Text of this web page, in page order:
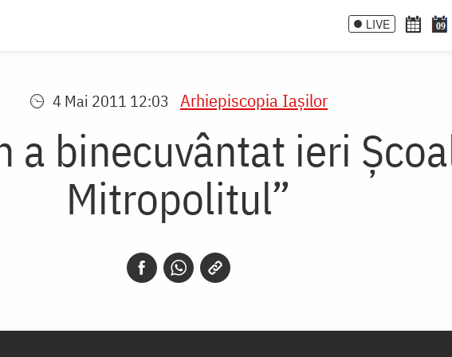
LIVE 09
4 Mai 2011 12:03 Arhiepiscopia Iaşilor
a binecuvântat ieri
Mitropolitul”